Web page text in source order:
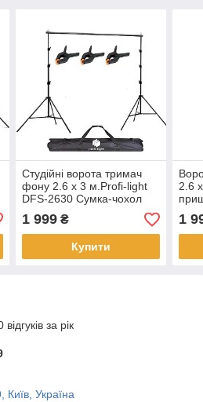
Студійні ворота тримач
фону 2.6 х 3 м.Profi-light
DFS-2630 Сумка-чохол
1 999₴
Купити
2.6
1
за рік
Україна